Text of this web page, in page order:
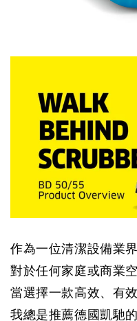
作為一位清潔設備業
對於任何家庭或商業
當選擇一款高效、有
我總是推薦德國凱馳